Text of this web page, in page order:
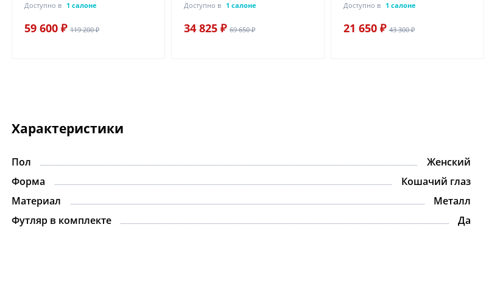
Доступно в 1 салоне
59 600 ₽ 119 200 ₽
Доступно в 1 салоне
34 825 ₽ 69 650 ₽
Доступно в 1 салоне
21 650 ₽ 43 300 ₽
Характеристики
Пол
Женский
Форма
Кошачий глаз
Материал
Металл
Футляр в комплекте
Да